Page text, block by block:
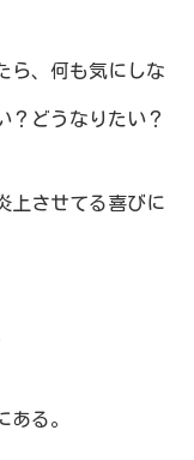
ら、何も気にしな
？どうなりたい？
上させてる喜びに
ある。